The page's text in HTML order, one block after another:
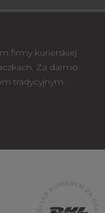
firmy kurierskiej
Za darmo
tradycyjnym.